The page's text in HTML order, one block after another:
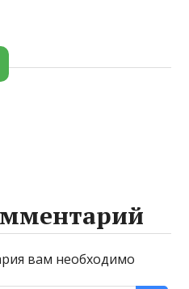
вам необходимо